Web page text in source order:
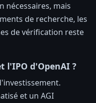
nécessaires, mais
de recherche, les
de vérification reste
l'IPO d'OpenAI ?
et un AGI